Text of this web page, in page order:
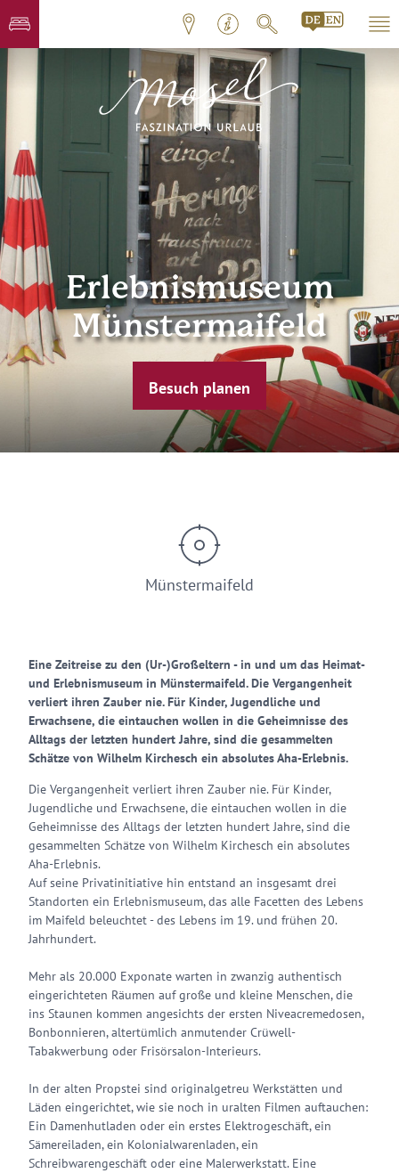
Erlebnismuseum
Münstermaifeld
Besuch planen
Münstermaifeld
Eine Zeitreise zu den (Ur-)Großeltern - in und um das Heimat-
und Erlebnismuseum in Münstermaifeld. Die Vergangenheit
verliert ihren Zauber nie. Für Kinder, Jugendliche und
Erwachsene, die eintauchen wollen in die Geheimnisse des
Alltags der letzten hundert Jahre, sind die gesammelten
Schätze von Wilhelm Kirchesch ein absolutes Aha-Erlebnis.
Die Vergangenheit verliert ihren Zauber nie. Für Kinder,
Jugendliche und Erwachsene, die eintauchen wollen in die
Geheimnisse des Alltags der letzten hundert Jahre, sind die
gesammelten Schätze von Wilhelm Kirchesch ein absolutes
Aha-Erlebnis.
Auf seine Privatinitiative hin entstand an insgesamt drei
Standorten ein Erlebnismuseum, das alle Facetten des Lebens
im Maifeld beleuchtet - des Lebens im 19. und frühen 20.
Jahrhundert.
Mehr als 20.000 Exponate warten in zwanzig authentisch
eingerichteten Räumen auf große und kleine Menschen, die
ins Staunen kommen angesichts der ersten Niveacremedosen,
Bonbonnieren, altertümlich anmutender Crüwell-
Tabakwerbung oder Frisörsalon-Interieurs.
In der alten Propstei sind originalgetreu Werkstätten und
Läden eingerichtet, wie sie noch in uralten Filmen auftauchen:
Ein Damenhutladen oder ein erstes Elektrogeschäft, ein
Sämereiladen, ein Kolonialwarenladen, ein
Schreibwarengeschäft oder eine Malerwerkstatt. Eine